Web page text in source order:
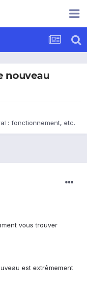
nouveau
: fonctionnement, etc.
vous trouver
est extrêmement